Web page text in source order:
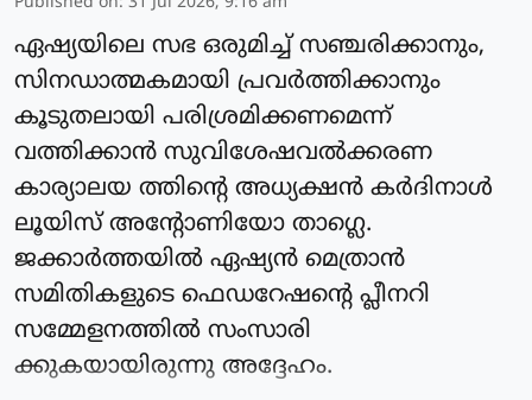
ഏഷ്യയിലെ സഭ ഒരുമിച്ച് സഞ്ചരിക്കാനും,
സിനഡാത്മകമായി പ്രവര്‍ത്തിക്കാനും
കൂടുതലായി പരിശ്രമിക്കണമെന്ന്
വത്തിക്കാന്‍ സുവിശേഷവൽക്കരണ
കാര്യാലയ ത്തിന്റെ അധ്യക്ഷന്‍ കർദിനാള്‍
ലൂയിസ് അന്റോണിയോ താഗ്ലെ.
ജക്കാര്‍ത്തയില്‍ ഏഷ്യന്‍ മെത്രാൻ
സമിതികളുടെ ഫെഡറേഷന്റെ പ്ലീനറി
സമ്മേളനത്തില്‍ സംസാരി
ക്കുകയായിരുന്നു അദ്ദേഹം.